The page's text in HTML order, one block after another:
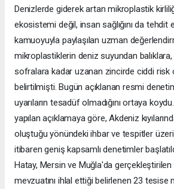
Denizlerde giderek artan mikroplastik
ekosistemi değil, insan sağlığını da tehdit
kamuoyuyla paylaşılan uzman
mikroplastiklerin deniz suyundan balıklara,
sofralara kadar uzanan zincirde ciddi risk
belirtilmişti. Bugün açıklanan resmi
uyarıların tesadüf olmadığını ortaya
yapılan açıklamaya göre, Akdeniz
oluştuğu yönündeki ihbar ve tespitler
itibaren geniş kapsamlı denetimler
Hatay, Mersin ve Muğla'da
mevzuatını ihlal ettiği belirlenen 23 tesise